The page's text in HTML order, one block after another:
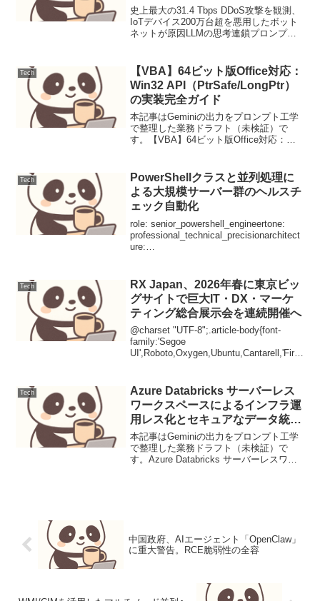
用連絡）
史上最大の31.4 Tbps DDoS攻撃を観測、
IoTデバイス200万台超を悪用したボット
ネットが原因LLMの思考連鎖プロンプテ
の問い合わせ対応を自動化するLL...
Tech
【VBA】64ビット版Office対応：
Win32 API（PtrSafe/LongPtr）
の実装完全ガイド
本記事はGeminiの出力をプロンプト工学
で整理した業務ドラフト（未検証）で
す。【VBA】64ビット版Office対応：
Office...
Tech
PowerShellクラスと並列処理に
よる大規模サーバー群のヘルスチ
ェック自動化
role: senior_powershell_engineertone:
professional_technical_precisionarchitect
ure:
Tech
RX Japan、2026年春に東京ビッ
グサイトで巨大IT・DX・マーケ
ティング総合展示会を連続開催へ
@charset "UTF-8";.article-body{font-
family:'Segoe
UI',Roboto,Oxygen,Ubuntu,Cantarell,'Fira
Tech
Azure Databricks サーバーレス
ワークスペースによるインフラ運
用レス化とセキュアなデータ統合
アーキテクチャ
本記事はGeminiの出力をプロンプト工学
で整理した業務ドラフト（未検証）で
す。Azure Databricks サーバーレスワー
中国政府、AIエージェント「OpenClaw」
に重大警告。RCE脆弱性の全容